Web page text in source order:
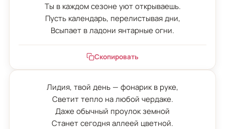
Ты в каждом сезоне уют открываешь.
Пусть календарь, перелистывая дни,
Всыпает в ладони янтарные огни.
Скопировать
Лидия, твой день — фонарик в руке,
Светит тепло на любой чердаке.
Даже обычный проулок земной
Станет сегодня аллеей цветной.